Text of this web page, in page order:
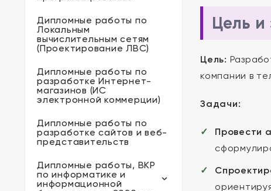
Дипломные работы по
Локальным
вычислительным сетям
(Проектирование ЛВС)
Дипломные работы по
разработке Интернет-
магазинов (ИС
электронной коммерции)
Дипломные работы по
разработке сайтов и веб-
представительств
Дипломные работы, ВКР
по информатике и
информационной
Цель
Цель:
компании в
Задачи:
Провести